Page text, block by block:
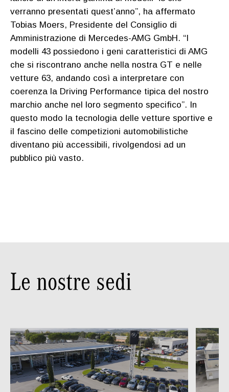
verranno presentati quest’anno”, ha affermato
Tobias Moers, Presidente del Consiglio di
Amministrazione di Mercedes-AMG GmbH. “I
modelli 43 possiedono i geni caratteristici di AMG
che si riscontrano anche nella nostra GT e nelle
vetture 63, andando così a interpretare con
coerenza la Driving Performance tipica del nostro
marchio anche nel loro segmento specifico”. In
questo modo la tecnologia delle vetture sportive e
il fascino delle competizioni automobilistiche
diventano più accessibili, rivolgendosi ad un
pubblico più vasto.
Le nostre sedi